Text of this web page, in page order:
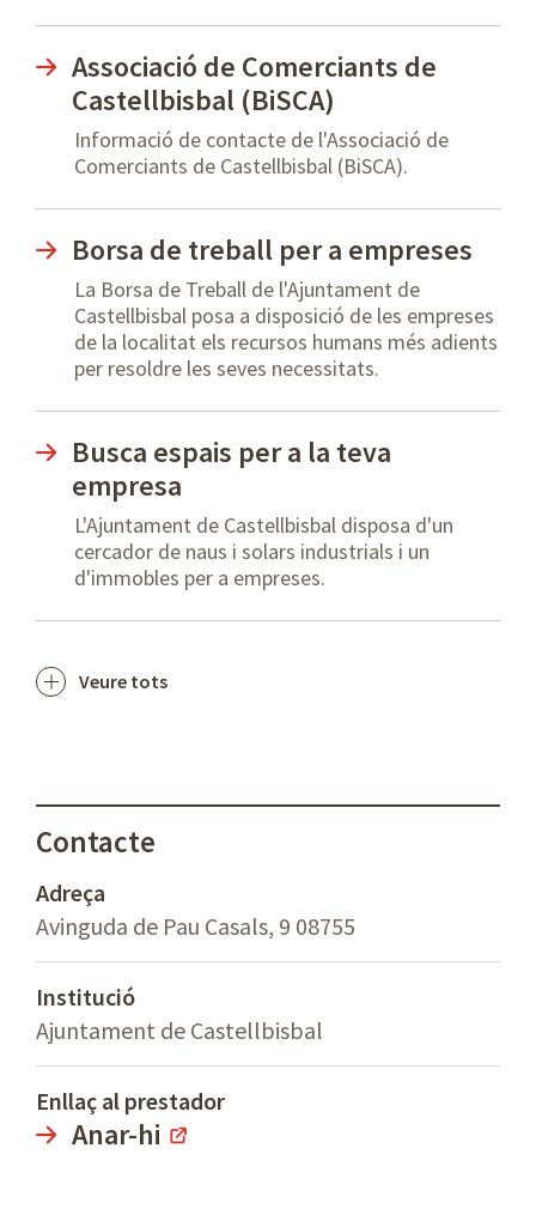
Associació de Comerciants de
Castellbisbal (BiSCA)
Informació de contacte de l'Associació de
Comerciants de Castellbisbal (BiSCA).
Borsa de treball per a empreses
La Borsa de Treball de l'Ajuntament de
Castellbisbal posa a disposició de les empreses
de la localitat els recursos humans més adients
per resoldre les seves necessitats.
Busca espais per a la teva
empresa
L'Ajuntament de Castellbisbal disposa d'un
cercador de naus i solars industrials i un
d'immobles per a empreses.
Veure tots
Contacte
Adreça
Avinguda de Pau Casals, 9 08755
Institució
Ajuntament de Castellbisbal
Enllaç al prestador
Anar-hi